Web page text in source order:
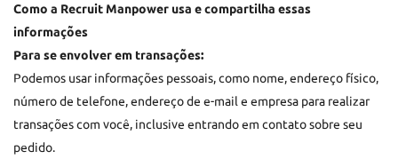
Como a Recruit Manpower usa e compartilha essas
informações
Para se envolver em transações:
Podemos usar informações pessoais, como nome, endereço físico,
número de telefone, endereço de e-mail e empresa para realizar
transações com você, inclusive entrando em contato sobre seu
pedido.